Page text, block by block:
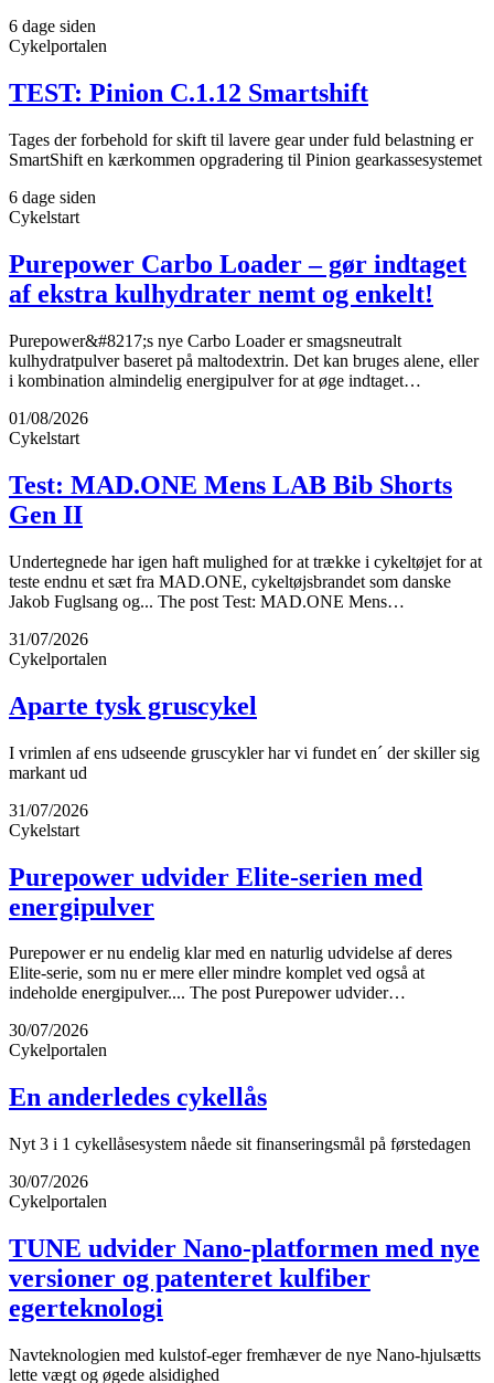
6 dage siden
Cykelportalen
TEST: Pinion C.1.12 Smartshift
Tages der forbehold for skift til lavere gear under fuld belastning er
SmartShift en kærkommen opgradering til Pinion gearkassesystemet
6 dage siden
Cykelstart
Purepower Carbo Loader – gør indtaget
af ekstra kulhydrater nemt og enkelt!
Purepower&#8217;s nye Carbo Loader er smagsneutralt
kulhydratpulver baseret på maltodextrin. Det kan bruges alene, eller
i kombination almindelig energipulver for at øge indtaget…
01/08/2026
Cykelstart
Test: MAD.ONE Mens LAB Bib Shorts
Gen II
Undertegnede har igen haft mulighed for at trække i cykeltøjet for at
teste endnu et sæt fra MAD.ONE, cykeltøjsbrandet som danske
Jakob Fuglsang og... The post Test: MAD.ONE Mens…
31/07/2026
Cykelportalen
Aparte tysk gruscykel
I vrimlen af ens udseende gruscykler har vi fundet en´ der skiller sig
markant ud
31/07/2026
Cykelstart
Purepower udvider Elite-serien med
energipulver
Purepower er nu endelig klar med en naturlig udvidelse af deres
Elite-serie, som nu er mere eller mindre komplet ved også at
indeholde energipulver.... The post Purepower udvider…
30/07/2026
Cykelportalen
En anderledes cykellås
Nyt 3 i 1 cykellåsesystem nåede sit finanseringsmål på førstedagen
30/07/2026
Cykelportalen
TUNE udvider Nano-platformen med nye
versioner og patenteret kulfiber
egerteknologi
Navteknologien med kulstof-eger fremhæver de nye Nano-hjulsætts
lette vægt og øgede alsidighed